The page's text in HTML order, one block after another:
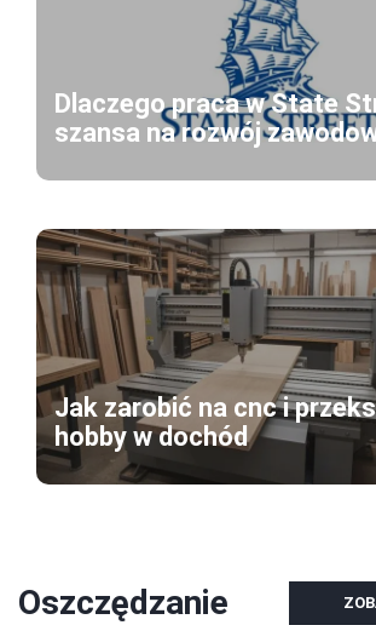
Dlaczego praca w State
szansa na rozwój
Jak zarobić na cnc i
hobby w dochód
Oszczędzanie